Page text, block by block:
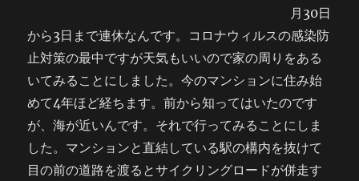
月30日
から3日まで連休なんです。コロナウィルスの感染防
止対策の最中ですが天気もいいので家の周りをある
いてみることにしました。今のマンションに住み始
めて4年ほど経ちます。前から知ってはいたのです
が、海が近いんです。それで行ってみることにしま
した。マンションと直結している駅の構内を抜けて
目の前の道路を渡るとサイクリングロードが併走す